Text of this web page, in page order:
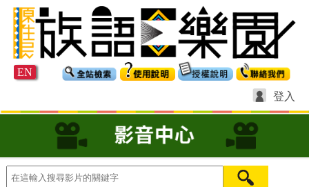
EN
登入